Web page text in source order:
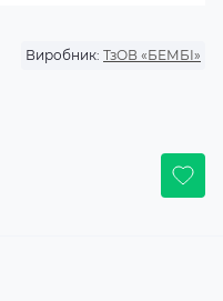
Виробник: ТзОВ «БЕМБІ»